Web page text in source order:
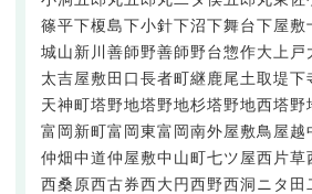
篠平下榎島下小針下沼下舞台下屋敷
城山新川善師野善師野台惣作大上戸
太吉屋敷田口長者町継鹿尾土取堤下
天神町塔野地塔野地杉塔野地西塔野
富岡新町富岡東富岡南外屋敷鳥屋越
仲畑中道仲屋敷中山町七ツ屋西片草
西桑原西古券西大円西野西洞ニタ田